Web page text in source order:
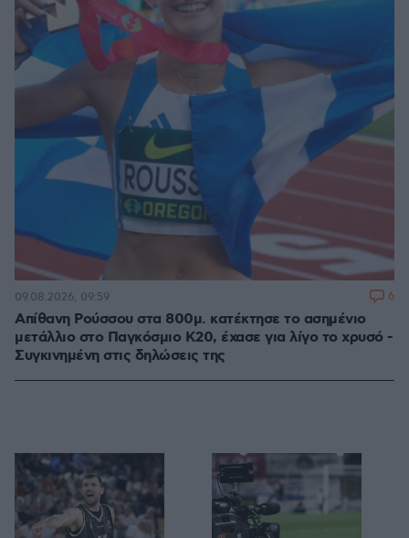
Απίθανη Ρούσσου στα 800μ. κατέκτησε το ασημένιο
μετάλλιο στο Παγκόσμιο Κ20, έχασε για λίγο το χρυσό -
Συγκινημένη στις δηλώσεις της
09.08.2026, 09:59 6